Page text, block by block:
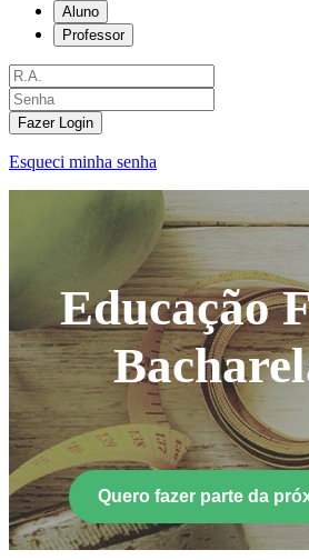
Aluno
Professor
Fazer Login
Esqueci minha senha
Educação
Quero fazer parte da